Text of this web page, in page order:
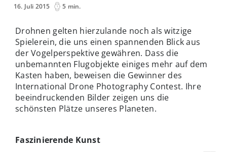
16. Juli 2015 5 min.
Drohnen gelten hierzulande noch als witzige
Spielerein, die uns einen spannenden Blick aus
der Vogelperspektive gewähren. Dass die
unbemannten Flugobjekte einiges mehr auf dem
Kasten haben, beweisen die Gewinner des
International Drone Photography Contest. Ihre
beeindruckenden Bilder zeigen uns die
schönsten Plätze unseres Planeten.
Faszinierende Kunst